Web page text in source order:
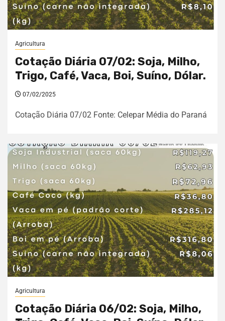
Agricultura
Cotação Diária 07/02: Soja, Milho,
Trigo, Café, Vaca, Boi, Suíno, Dólar.
07/02/2025
Cotação Diária 07/02 Fonte: Celepar Média do Paraná
Agricultura
Cotação Diária 06/02: Soja, Milho,